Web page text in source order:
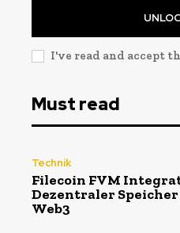
I've read and accept
Must read
Technik
Filecoin FVM
Dezentraler
Web3